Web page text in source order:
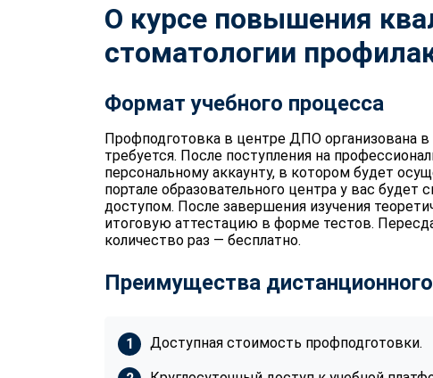
О курсе повышения
стоматологии
Формат учебного процесса
Профподготовка в центре ДПО организована
требуется. После поступления на
персональному аккаунту, в котором будет
портале образовательного центра у вас будет
доступом. После завершения изучения
итоговую аттестацию в форме тестов.
количество раз — бесплатно.
Преимущества
Доступная стоимость профподготовки.